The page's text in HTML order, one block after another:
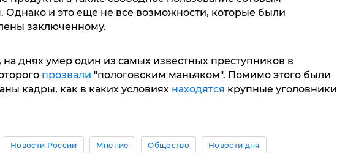
Однако и это еще не все возможности, которые были
заключенному.
днях умер один из самых известных преступников в
прозвали "пологовским маньяком". Помимо этого были
кадры, как в каких условиях находятся крупные уголовники
Новости России Мнение Общество Новости дня